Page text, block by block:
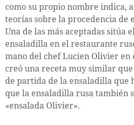
como su propio nombre indica,
teorías sobre la procedencia de
Una de las más aceptadas sitúa
ensaladilla en el restaurante
mano del chef Lucien Olivier en
creó una receta muy similar
de partida de la ensaladilla que
que la ensaladilla rusa también
«ensalada Olivier».